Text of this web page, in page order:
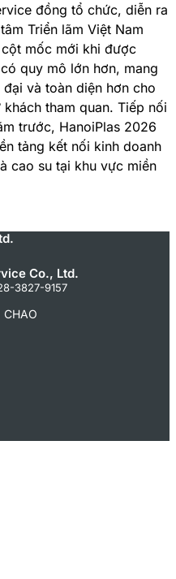
đồng tổ chức, diễn ra
Triển lãm Việt Nam
mốc mới khi được
quy mô lớn hơn, mang
và toàn diện hơn cho
tham quan. Tiếp nối
trước, HanoiPlas 2026
tảng kết nối kinh doanh
cao su tại khu vực miền
Co., Ltd.
3827-9157
CHAO